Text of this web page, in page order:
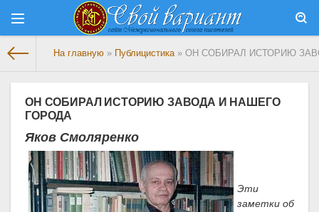
На главную » Публицистика» ОН СОБИРАЛ ИСТОРИЮ
ОН СОБИРАЛ ИСТОРИЮ ЗАВОДА И НАШЕГО
ГОРОДА
Яков Смоляренко
Эти
заметки об